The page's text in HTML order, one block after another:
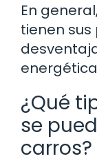
En
tienen
¿Qué
se
carros?